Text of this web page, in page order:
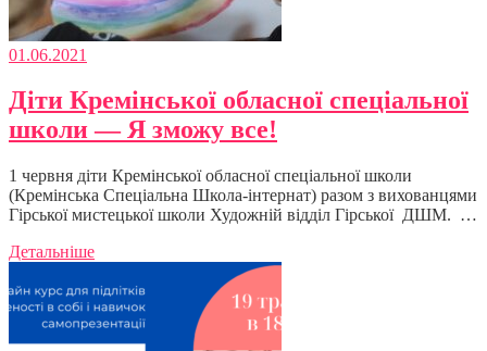
01.06.2021
Діти Кремінської обласної спеціальної
школи — Я зможу все!
1 червня діти Кремінської обласної спеціальної школи
(Кремінська Спеціальна Школа-інтернат) разом з вихованцями
Гірської мистецької школи Художній відділ Гірської ДШМ. …
Детальніше